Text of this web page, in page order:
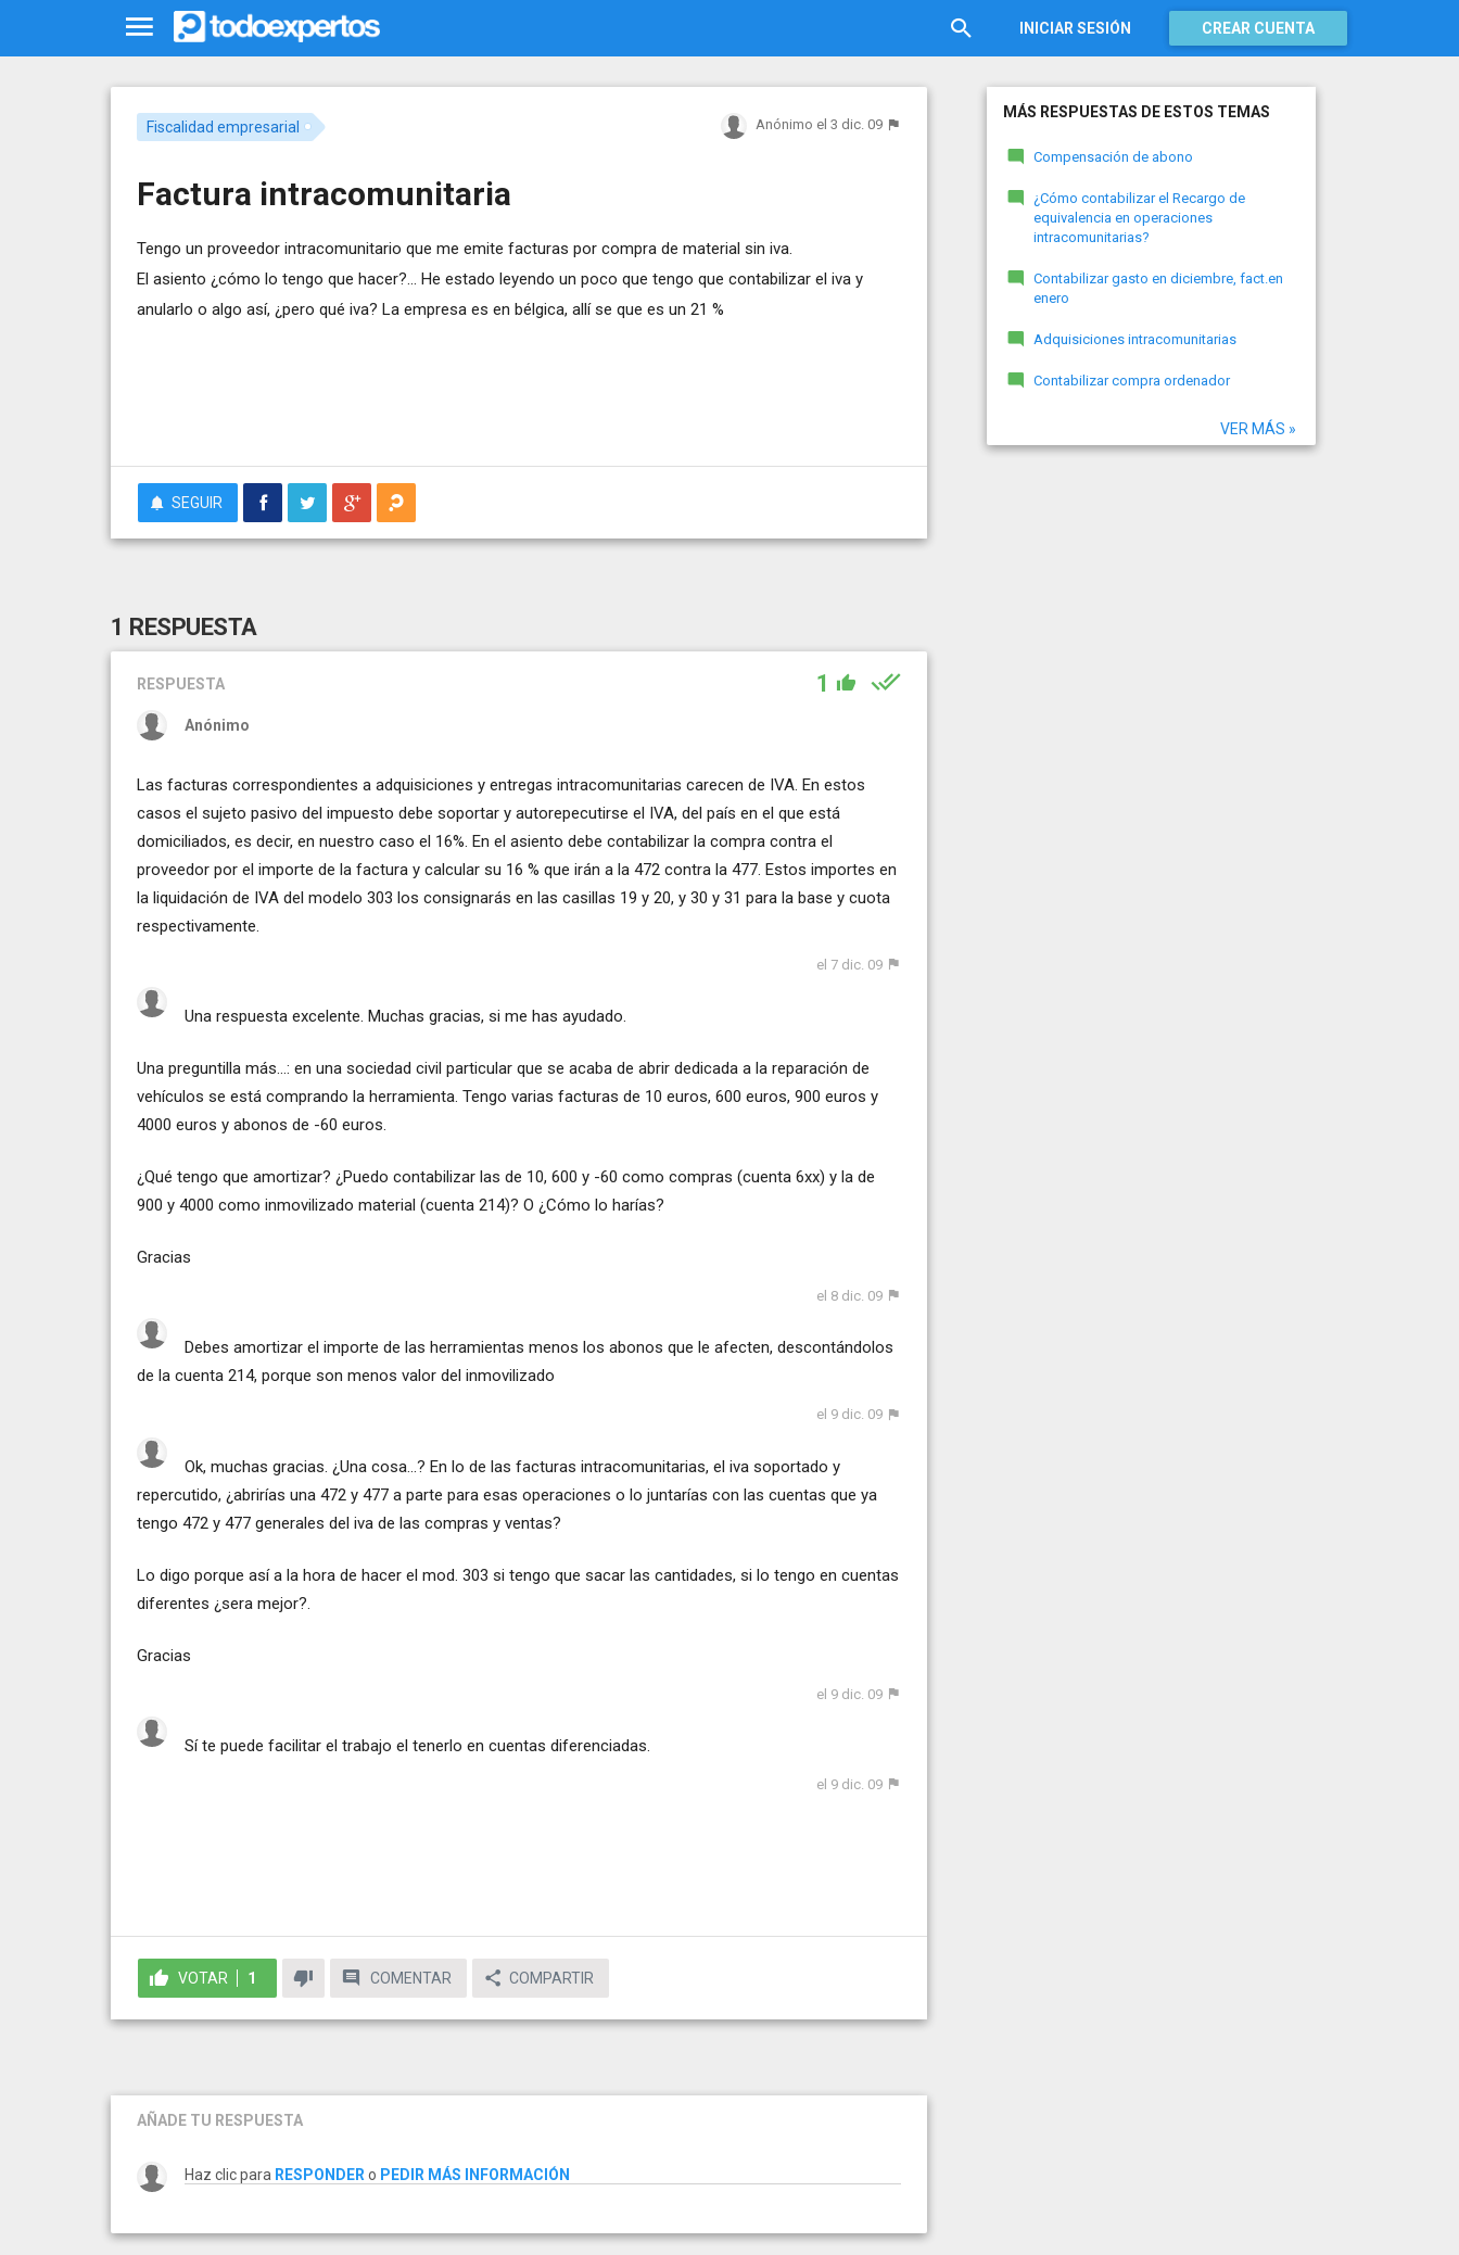
INICIAR SESIÓN CREAR CUENTA
Fiscalidad empresarial Anónimo el 3 dic. 09
Factura intracomunitaria
Tengo un proveedor intracomunitario que me emite facturas por compra de material sin iva.
El asiento ¿cómo lo tengo que hacer?... He estado leyendo un poco que tengo que contabilizar el iva y
anularlo o algo así, ¿pero qué iva? La empresa es en bélgica, allí se que es un 21 %
SEGUIR
1 RESPUESTA
RESPUESTA 1
Anónimo
Las facturas correspondientes a adquisiciones y entregas intracomunitarias carecen de IVA. En estos
casos el sujeto pasivo del impuesto debe soportar y autorepecutirse el IVA, del país en el que está
domiciliados, es decir, en nuestro caso el 16%. En el asiento debe contabilizar la compra contra el
proveedor por el importe de la factura y calcular su 16 % que irán a la 472 contra la 477. Estos importes en
la liquidación de IVA del modelo 303 los consignarás en las casillas 19 y 20, y 30 y 31 para la base y cuota
respectivamente.
el 7 dic. 09
Una respuesta excelente. Muchas gracias, si me has ayudado.
Una preguntilla más...: en una sociedad civil particular que se acaba de abrir dedicada a la reparación de
vehículos se está comprando la herramienta. Tengo varias facturas de 10 euros, 600 euros, 900 euros y
4000 euros y abonos de -60 euros.
¿Qué tengo que amortizar? ¿Puedo contabilizar las de 10, 600 y -60 como compras (cuenta 6xx) y la de
900 y 4000 como inmovilizado material (cuenta 214)? O ¿Cómo lo harías?
Gracias
el 8 dic. 09
Debes amortizar el importe de las herramientas menos los abonos que le afecten, descontándolos
de la cuenta 214, porque son menos valor del inmovilizado
el 9 dic. 09
Ok, muchas gracias. ¿Una cosa...? En lo de las facturas intracomunitarias, el iva soportado y
repercutido, ¿abrirías una 472 y 477 a parte para esas operaciones o lo juntarías con las cuentas que ya
tengo 472 y 477 generales del iva de las compras y ventas?
Lo digo porque así a la hora de hacer el mod. 303 si tengo que sacar las cantidades, si lo tengo en cuentas
diferentes ¿sera mejor?.
Gracias
el 9 dic. 09
Sí te puede facilitar el trabajo el tenerlo en cuentas diferenciadas.
el 9 dic. 09
VOTAR 1 COMENTAR COMPARTIR
AÑADE TU RESPUESTA
Haz clic para RESPONDER o PEDIR MÁS INFORMACIÓN
MÁS RESPUESTAS DE ESTOS TEMAS
Compensación de abono
¿Cómo contabilizar el Recargo de
equivalencia en operaciones
intracomunitarias?
Contabilizar gasto en diciembre, fact.en
enero
Adquisiciones intracomunitarias
Contabilizar compra ordenador
VER MÁS »